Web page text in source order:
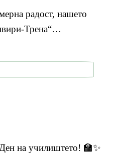
радост, нашето
Трена“…
на училиштето! 🏫✨